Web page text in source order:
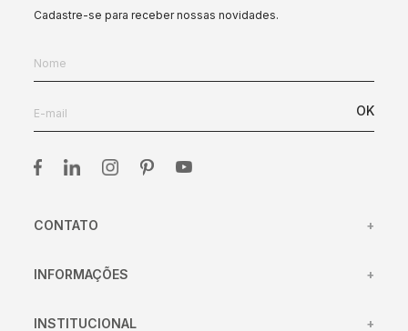
Cadastre-se para receber nossas novidades.
OK
CONTATO +
INFORMAÇÕES +
INSTITUCIONAL +